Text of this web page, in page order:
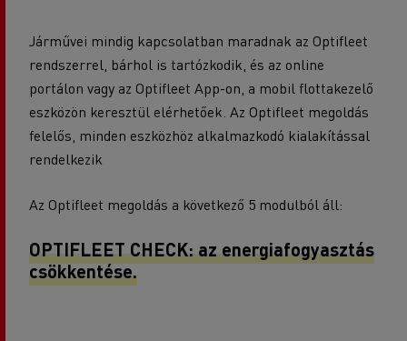
Járművei mindig kapcsolatban maradnak az Optifleet
rendszerrel, bárhol is tartózkodik, és az online
portálon vagy az Optifleet App-on, a mobil flottakezelő
eszközön keresztül elérhetőek. Az Optifleet megoldás
felelős, minden eszközhöz alkalmazkodó kialakítással
rendelkezik
Az Optifleet megoldás a következő 5 modulból áll:
OPTIFLEET CHECK: az energiafogyasztás
csökkentése.